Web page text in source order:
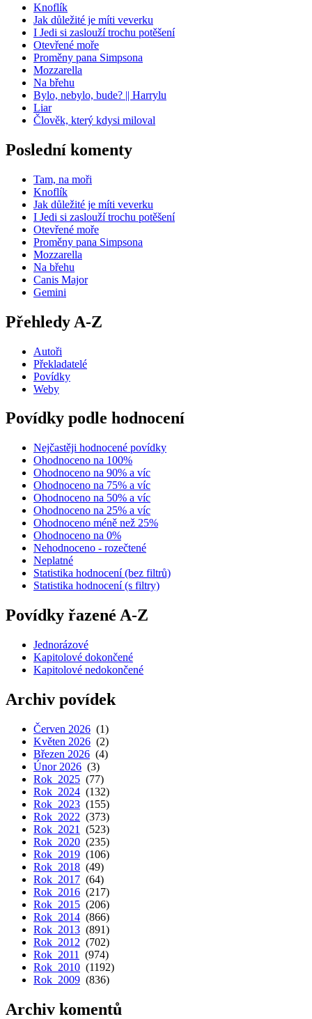
Knoflík
Jak důležité je míti veverku
I Jedi si zaslouží trochu potěšení
Otevřené moře
Proměny pana Simpsona
Mozzarella
Na břehu
Bylo, nebylo, bude? || Harrylu
Liar
Člověk, který kdysi miloval
Poslední komenty
Tam, na moři
Knoflík
Jak důležité je míti veverku
I Jedi si zaslouží trochu potěšení
Otevřené moře
Proměny pana Simpsona
Mozzarella
Na břehu
Canis Major
Gemini
Přehledy A-Z
Autoři
Překladatelé
Povídky
Weby
Povídky podle hodnocení
Nejčastěji hodnocené povídky
Ohodnoceno na 100%
Ohodnoceno na 90% a víc
Ohodnoceno na 75% a víc
Ohodnoceno na 50% a víc
Ohodnoceno na 25% a víc
Ohodnoceno méně než 25%
Ohodnoceno na 0%
Nehodnoceno - rozečtené
Neplatné
Statistika hodnocení (bez filtrů)
Statistika hodnocení (s filtry)
Povídky řazené A-Z
Jednorázové
Kapitolové dokončené
Kapitolové nedokončené
Archiv povídek
Červen 2026 (1)
Květen 2026 (2)
Březen 2026 (4)
Únor 2026 (3)
Rok 2025 (77)
Rok 2024 (132)
Rok 2023 (155)
Rok 2022 (373)
Rok 2021
(523)
Rok 2020 (235)
Rok 2019 (106)
Rok 2018 (49)
Rok 2017 (64)
Rok 2016 (217)
Rok 2015 (206)
Rok 2014 (866)
Rok 2013 (891)
Rok 2012 (702)
Rok 2011
(974)
Rok 2010 (1192)
Rok 2009 (836)
Archiv komentů